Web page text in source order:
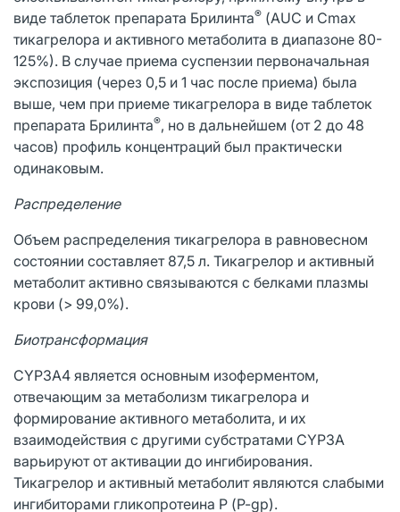
виде таблеток препарата Брилинта® (AUC и Cmax
тикагрелора и активного метаболита в диапазоне 80-
125%). В случае приема суспензии первоначальная
экспозиция (через 0,5 и 1 час после приема) была
выше, чем при приеме тикагрелора в виде таблеток
препарата Брилинта®, но в дальнейшем (от 2 до 48
часов) профиль концентраций был практически
одинаковым.
Распределение
Объем распределения тикагрелора в равновесном
состоянии составляет 87,5 л. Тикагрелор и активный
метаболит активно связываются с белками плазмы
крови (> 99,0%).
Биотрансформация
CYP3A4 является основным изоферментом,
отвечающим за метаболизм тикагрелора и
формирование активного метаболита, и их
взаимодействия с другими субстратами CYP3A
варьируют от активации до ингибирования.
Тикагрелор и активный метаболит являются слабыми
ингибиторами гликопротеина Р (P-gp).